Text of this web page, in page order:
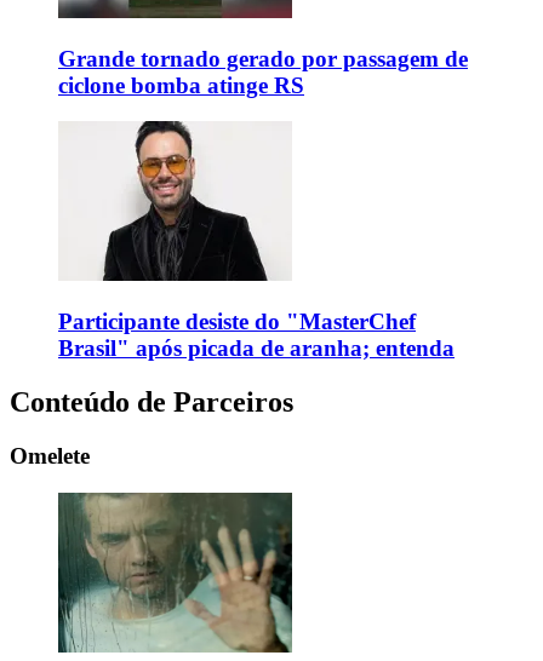
Grande tornado gerado por passagem de
ciclone bomba atinge RS
Participante desiste do "MasterChef
Brasil" após picada de aranha; entenda
Conteúdo de Parceiros
Omelete